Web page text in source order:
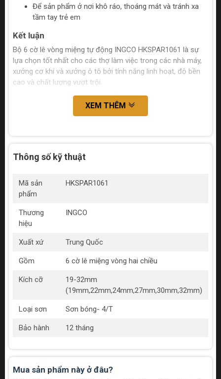
Để sản phẩm ở nơi khô ráo, thoáng mát và tránh xa
tầm tay trẻ em
Kết luận
Bộ 6 cờ lê vòng miệng tự động INGCO HKSPAR1061 là sự
lựa chọn tốt nhất cho các thợ làm việc trong các nhà máy,
xưởng cơ khí và xưởng ô tô bởi tính năng linh hoạt, độ bền
cao và chất lượng vượt trội.
XEM THÊM
Thông số kỹ thuật
Mã sản
phẩm
HKSPAR1061
Thương
hiệu
INGCO
Xuất xứ Trung Quốc
Gồm 6 cờ lê miệng vòng hai chiều
Kích cỡ
19-32mm
(19mm,22mm,24mm,27mm,30mm,32mm)
Loại sơn Sơn bóng- 4/T
Bảo hành 12 tháng
Mua sản phẩm này ở đâu?